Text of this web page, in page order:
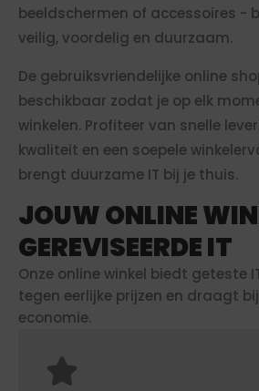
JOUW ONLINE
GEREVISEERDE IT
Onze online winkel biedt geteste
tegen eerlijke prijzen en draagt
economie.
beeldschermen of accessoires -
veilig, voordelig en duurzaam.
De gebruiksvriendelijke online
beschikbaar zodat je op elk
winkelen. Profiteer van snelle
kwaliteit en een soepele
brengt duurzame IT bij je thuis.